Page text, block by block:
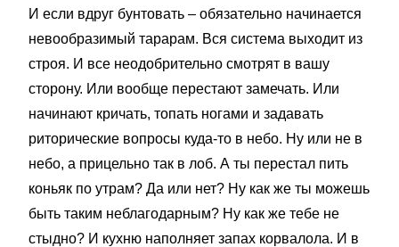
И если вдруг бунтовать – обязательно начинается
невообразимый тарарам. Вся система выходит из
строя. И все неодобрительно смотрят в вашу
сторону. Или вообще перестают замечать. Или
начинают кричать, топать ногами и задавать
риторические вопросы куда-то в небо. Ну или не в
небо, а прицельно так в лоб. А ты перестал пить
коньяк по утрам? Да или нет? Ну как же ты можешь
быть таким неблагодарным? Ну как же тебе не
стыдно? И кухню наполняет запах корвалола. И в